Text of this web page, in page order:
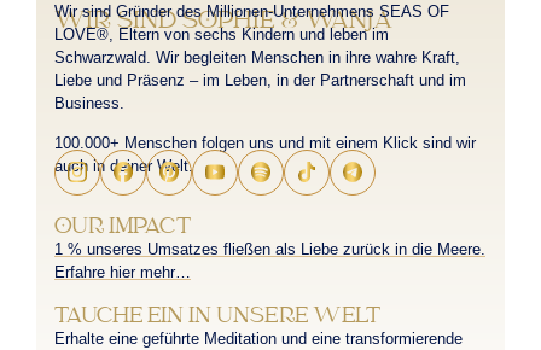
WIR SIND SOPHIE & WANJA
Wir sind Gründer des Millionen-Unternehmens SEAS OF
LOVE®, Eltern von sechs Kindern und leben im
Schwarzwald. Wir begleiten Menschen in ihre wahre Kraft,
Liebe und Präsenz – im Leben, in der Partnerschaft und im
Business.
100.000+ Menschen folgen uns und mit einem Klick sind wir
auch in deiner Welt.
OUR IMPACT
1 % unseres Umsatzes fließen als Liebe zurück in die Meere.
Erfahre hier mehr…
TAUCHE EIN IN UNSERE WELT
Erhalte eine geführte Meditation und eine transformierende